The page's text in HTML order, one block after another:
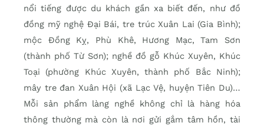
nổi tiếng được du khách gần xa biết đến, như đồ
đồng mỹ nghệ Đại Bái, tre trúc Xuân Lai (Gia Bình);
mộc Đồng Kỵ, Phù Khê, Hương Mạc, Tam Sơn
(thành phố Từ Sơn); nghề đồ gỗ Khúc Xuyên, Khúc
Toại (phường Khúc Xuyên, thành phố Bắc Ninh);
mây tre đan Xuân Hội (xã Lạc Vệ, huyện Tiên Du)…
Mỗi sản phẩm làng nghề không chỉ là hàng hóa
thông thường mà còn là nơi gửi gắm tâm hồn, tài